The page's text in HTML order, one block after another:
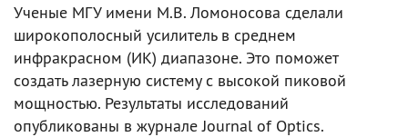
Ученые МГУ имени М.В. Ломоносова сделали
широкополосный усилитель в среднем
инфракрасном (ИК) диапазоне. Это поможет
создать лазерную систему с высокой пиковой
мощностью. Результаты исследований
опубликованы в журнале Journal of Optics.